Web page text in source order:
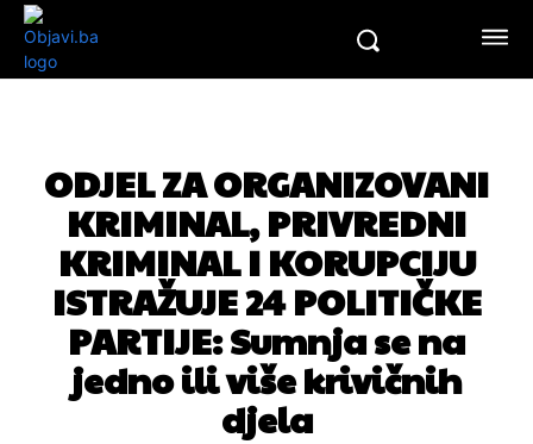
ODJEL ZA ORGANIZOVANI
KRIMINAL, PRIVREDNI
KRIMINAL I KORUPCIJU
ISTRAŽUJE 24 POLITIČKE
PARTIJE: Sumnja se na
jedno ili više krivičnih
djela